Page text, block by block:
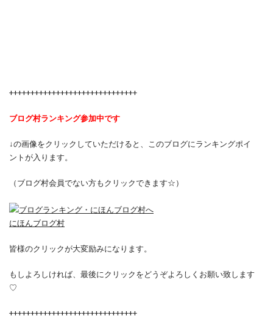
++++++++++++++++++++++++++++++
ブログ村ランキング参加中です
↓の画像をクリックしていただけると、このブログにランキングポイ
ントが入ります。
（ブログ村会員でない方もクリックできます☆）
にほんブログ村
皆様のクリックが大変励みになります。
もしよろしければ、最後にクリックをどうぞよろしくお願い致します
♡
++++++++++++++++++++++++++++++